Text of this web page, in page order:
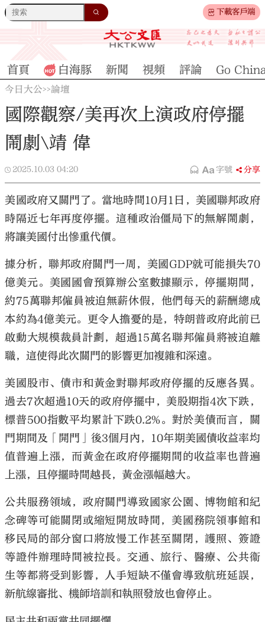
下載客戶端
大公文匯
首頁 白海豚 新聞 視頻 評論 Go
今日大公>>論壇
國際觀察/美再次上演政府停擺
鬧劇\靖 偉
2025.10.03 04:20 字號 分享
美國政府又關門了。當地時間10月1日，美國聯邦政府
時隔近七年再度停擺。這種政治僵局下的無解鬧劇，
將讓美國付出慘重代價。
據分析，聯邦政府關門一周，美國GDP就可能損失70
億美元。美國國會預算辦公室數據顯示，停擺期間，
約75萬聯邦僱員被迫無薪休假，他們每天的薪酬總成
本約為4億美元。更令人擔憂的是，特朗普政府此前已
啟動大規模裁員計劃，超過15萬名聯邦僱員將被迫離
職，這使得此次關門的影響更加複雜和深遠。
美國股市、債市和黃金對聯邦政府停擺的反應各異。
過去7次超過10天的政府停擺中，美股期指4次下跌，
標普500指數平均累計下跌0.2%。對於美債而言，關
門期間及「開門」後3個月內，10年期美國債收益率均
值普遍上漲，而黃金在政府停擺期間的收益率也普遍
上漲，且停擺時間越長，黃金漲幅越大。
公共服務領域，政府關門導致國家公園、博物館和紀
念碑等可能關閉或縮短開放時間，美國務院領事館和
移民局的部分窗口將放慢工作甚至關閉，護照、簽證
等證件辦理時間被拉長。交通、旅行、醫療、公共衞
生等都將受到影響，人手短缺不僅會導致航班延誤，
新航線審批、機師培訓和執照發放也會停止。